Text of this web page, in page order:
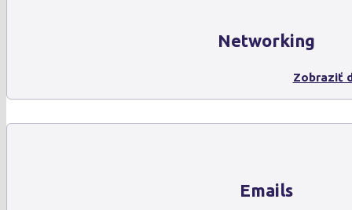
Networking
Zobraziť
Emails